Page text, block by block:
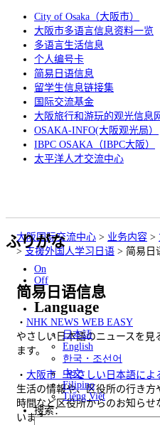
City of Osaka（大阪市）
大阪市多语言信息资料一览
多语言生活信息
个人编号卡
简易日语信息
留学生信息链接集
国际交流基金
大阪旅行和游玩的观光信息
OSAKA-INFO(大阪观光局）
IBPC OSAKA（IBPC大阪）
太平洋人才交流中心
ふりがな
On
Off
Language
日本語
English
한국・조선어
中文
Filipino
Tiếng Việt
搜索：
大阪国际交流中心 > 业务内容 >
> 支援外国人学习日语 > 简易日
简易日语信息
・ NHK NEWS WEB EASY
やさしい日本語のニュースを見
ます。
・ 大阪市 やさしい日本語によ
生活の情報や、区役所の行き方
時間など区役所からのお知らせ
います。